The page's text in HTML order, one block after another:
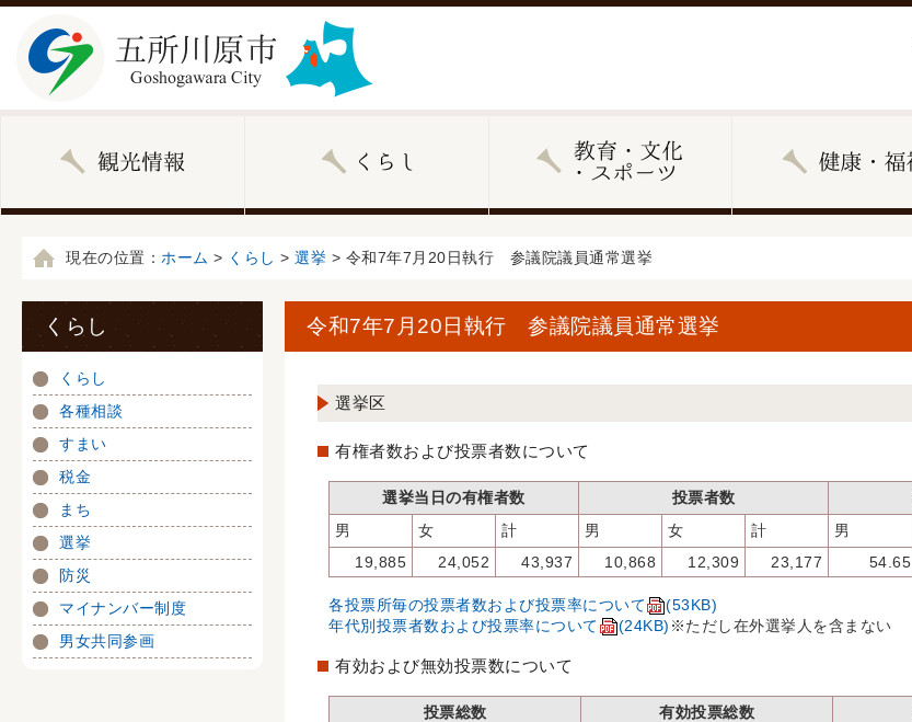
現在の位置： ホーム > くらし > 選挙 > 令和7年7月20日執行 参議院議員通常選挙
令和7年7月20日執行 参議院議員通常選挙
選挙区
有権者数および投票者数について
選挙当日の有権者数 投票者数
男
女 計 男 女 計 男
19,885
24,052 43,937 10,868 12,309 23,177 54.65
各投票所毎の投票者数および投票率について
(53KB)
年代別投票者数および投票率について
(24KB) ※ただし在外選挙人を含まない
有効および無効投票数について
投票総数 有効投票総数
くらし
くらし
各種相談
すまい
税金
まち
選挙
防災
マイナンバー制度
男女共同参画